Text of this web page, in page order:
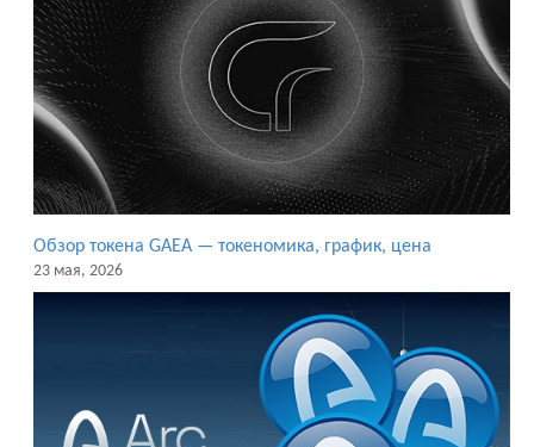
Обзор токена GAEA — токеномика, график, цена
23 мая, 2026